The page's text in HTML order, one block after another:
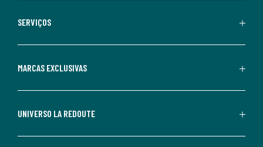
SERVIÇOS
MARCAS EXCLUSIVAS
UNIVERSO LA REDOUTE